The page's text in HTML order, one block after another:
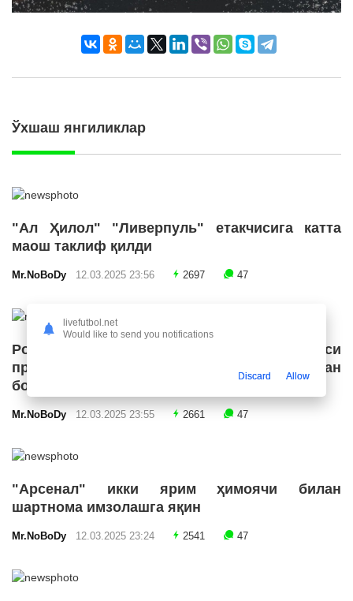
Ўхшаш янгиликлар
"Ал Ҳилол" "Ливерпуль" етакчисига катта
маош таклиф қилди
Mr.NoBoDy 12.03.2025 23:56 2697 47
Роналду Бразилия футбол конфедерацияси
президенти лавозимига номзодини қўйишдан
бош тортди
Mr.NoBoDy 12.03.2025 23:55 2661 47
"Арсенал" икки ярим ҳимоячи билан
шартнома имзолашга яқин
Mr.NoBoDy 12.03.2025 23:24 2541 47
livefutbol.net
Would like to send you notifications
Discard Allow